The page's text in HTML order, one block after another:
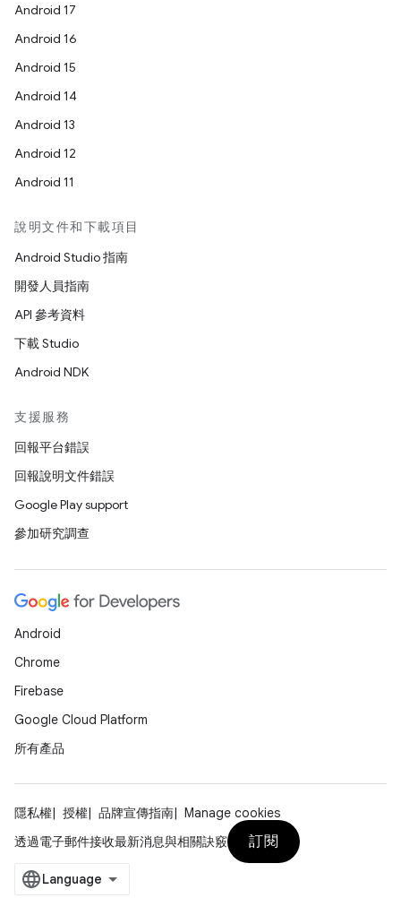
Android 17
Android 16
Android 15
Android 14
Android 13
Android 12
Android 11
說明文件和下載項目
Android Studio 指南
開發人員指南
API 參考資料
下載 Studio
Android NDK
支援服務
回報平台錯誤
回報說明文件錯誤
Google Play support
參加研究調查
Android
Chrome
Firebase
Google Cloud Platform
所有產品
隱私權 授權 品牌宣傳指南
Manage cookies
透過電子郵件接收最新消息與相關訣竅
訂閱